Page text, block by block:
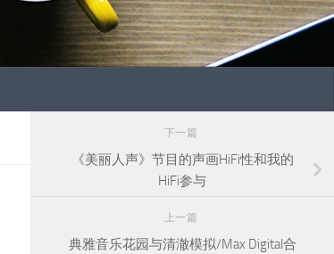
下一篇
《美丽人声》节目的声画HiFi性和我的
HiFi参与
上一篇
典雅音乐花园与清澈模拟/Max Digital合